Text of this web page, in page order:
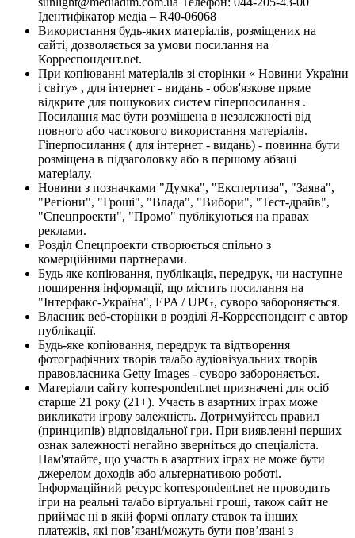
Ідентифікатор медіа – R40-06068
Використання будь-яких матеріалів, розміщених на
сайті, дозволяється за умови посилання на
Корреспондент.net.
При копіюванні матеріалів зі сторінки « Новини України
і світу» , для інтернет - видань - обов'язкове пряме
відкрите для пошукових систем гіперпосилання .
Посилання має бути розміщена в незалежності від
повного або часткового використання матеріалів.
Гіперпосилання ( для інтернет - видань) - повинна бути
розміщена в підзаголовку або в першому абзаці
матеріалу.
Новини з позначками "Думка", "Експертиза", "Заява",
"Регіони", "Гроші", "Влада", "Вибори", "Тест-драйв",
"Спецпроекти", "Промо" публікуються на правах
реклами.
Розділ Спецпроекти створюється спільно з
комерційними партнерами.
Будь яке копіювання, публікація, передрук, чи наступне
поширення інформації, що містить посилання на
"Інтерфакс-Україна", EPA / UPG, суворо забороняється.
Власник веб-сторінки в розділі Я-Корреспондент є автор
публікації.
Будь-яке копіювання, передрук та відтворення
фотографічних творів та/або аудіовізуальних творів
правовласника Getty Images - суворо забороняється.
Матеріали сайту korrespondent.net призначені для осіб
старше 21 року (21+). Участь в азартних іграх може
викликати ігрову залежність. Дотримуйтесь правил
(принципів) відповідальної гри. При виявленні перших
ознак залежності негайно зверніться до спеціаліста.
Пам'ятайте, що участь в азартних іграх не може бути
джерелом доходів або альтернативою роботі.
Інформаційний ресурс korrespondent.net не проводить
ігри на реальні та/або віртуальні гроші, також сайт не
приймає ні в якій формі оплату ставок та інших
платежів, які пов’язані/можуть бути пов’язані з